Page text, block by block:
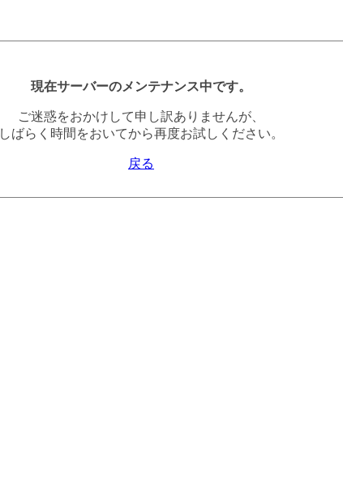
現在サーバーのメンテナンス中です。
ご迷惑をおかけして申し訳ありませんが、
しばらく時間をおいてから再度お試しください。
戻る